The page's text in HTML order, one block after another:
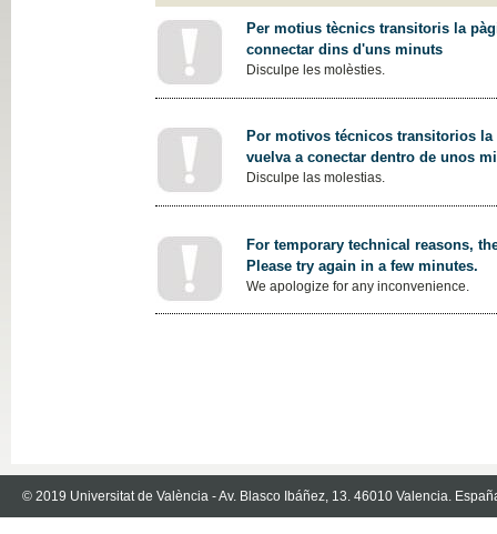
Per motius tècnics transitoris la
connectar dins d'uns minuts
Disculpe les molèsties.
Por motivos técnicos transitorios
vuelva a conectar dentro de unos
Disculpe las molestias.
For temporary technical reasons,
Please try again in a few minutes.
We apologize for any inconvenience.
© 2019 Universitat de València - Av. Blasco Ibáñez, 13. 46010 Valencia.